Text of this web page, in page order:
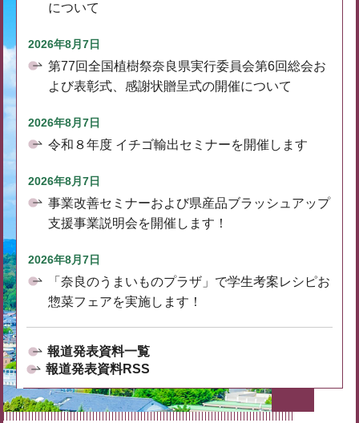
について
2026年8月7日
第77回全国植樹祭奈良県実行委員会第6回総会お
よび表彰式、感謝状贈呈式の開催について
2026年8月7日
令和８年度 イチゴ輸出セミナーを開催します
2026年8月7日
事業改善セミナーおよび県産品ブラッシュアップ
支援事業説明会を開催します！
2026年8月7日
「奈良のうまいものプラザ」で学生考案レシピお
惣菜フェアを実施します！
報道発表資料一覧
報道発表資料RSS